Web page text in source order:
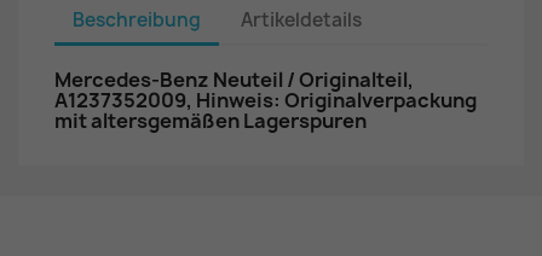
Beschreibung Artikeldetails
Mercedes-Benz Neuteil / Originalteil,
A1237352009, Hinweis: Originalverpackung
mit altersgemäßen Lagerspuren